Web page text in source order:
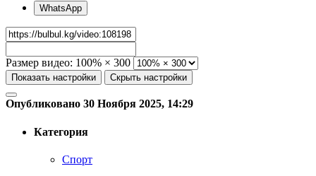
WhatsApp
Размер видео: 100% × 300
Показать настройки Скрыть настройки
Опубликовано 30 Ноября 2025, 14:29
Категория
Спорт